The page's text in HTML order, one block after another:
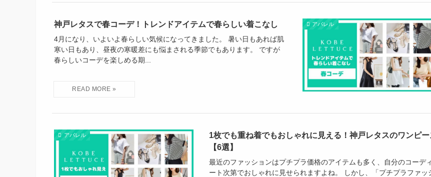
アパレル
神戸レタスで春コーデ！トレンドアイテムで春らしい着こなし
4月になり、いよいよ春らしい気候になってきました。 暑い日もあれば肌
寒い日もあり、昼夜の寒暖差にも悩まされる季節でもあります。 ですが
春らしいコーデを楽しめる期...
アパレル
1枚でも重ね着でもおしゃれに見える！神戸レタスのワンピー
【6選】
最近のファッションはプチプラ価格のアイテムも多く、自分のコーデ
ート次第でおしゃれに見せられますよね。 しかし、「プチプラファッ